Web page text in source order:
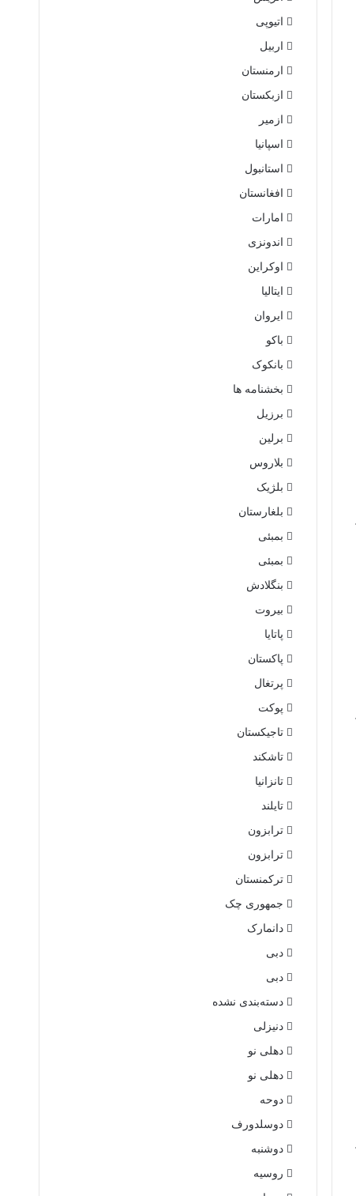
اتیوپی
اربیل
ارمنستان
ازبکستان
ازمیر
اسپانیا
استانبول
افغانستان
امارات
اندونزی
اوکراین
ایتالیا
ایروان
باکو
بانکوک
بخشنامه ها
برزیل
برلین
بلاروس
بلژیک
بلغارستان
بمبئی
بمبئی
بنگلادش
بیروت
پاتایا
پاکستان
پرتغال
پوکت
تاجیکستان
تاشکند
تانزانیا
تایلند
ترابزون
ترابزون
ترکمنستان
جمهوری چک
دانمارک
دبی
دبی
دسته‌بندی نشده
دنیزلی
دهلی نو
دهلی نو
دوحه
دوسلدورف
دوشنبه
روسیه